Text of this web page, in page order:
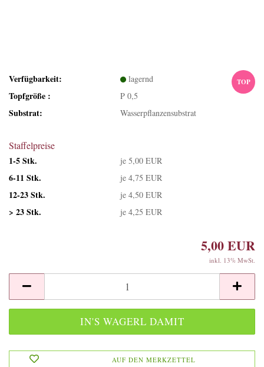
TOP
Verfügbarkeit: lagernd
Topfgröße : P 0,5
Substrat: Wasserpflanzensubstrat
Staffelpreise
1-5 Stk.
je 5,00 EUR
6-11 Stk. je 4,75 EUR
12-23 Stk. je 4,50 EUR
> 23 Stk. je 4,25 EUR
5,00 EUR
inkl. 13% MwSt.
AUF DEN MERKZETTEL